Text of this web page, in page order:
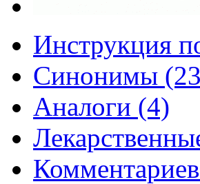
Инструкция
Синонимы
Аналоги (4)